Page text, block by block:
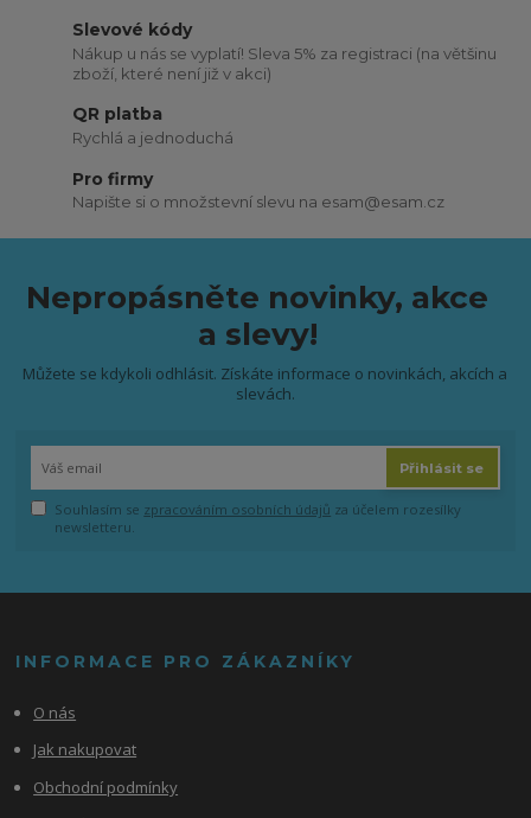
Slevové kódy
Nákup u nás se vyplatí! Sleva 5% za registraci (na většinu
zboží, které není již v akci)
QR platba
Rychlá a jednoduchá
Pro firmy
Napište si o množstevní slevu na esam@esam.cz
Nepropásněte novinky, akce
a slevy!
Můžete se kdykoli odhlásit. Získáte informace o novinkách, akcích a
slevách.
Přihlásit se
Souhlasím se zpracováním osobních údajů za účelem rozesílky
newsletteru.
INFORMACE PRO ZÁKAZNÍKY
O nás
Jak nakupovat
Obchodní podmínky